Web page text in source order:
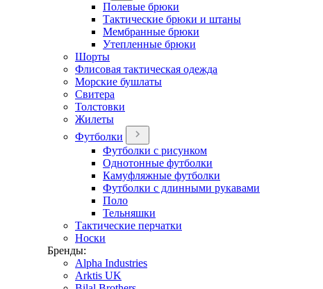
Полевые брюки
Тактические брюки и штаны
Мембранные брюки
Утепленные брюки
Шорты
Флисовая тактическая одежда
Морские бушлаты
Свитера
Толстовки
Жилеты
Футболки
Футболки с рисунком
Однотонные футболки
Камуфляжные футболки
Футболки с длинными рукавами
Поло
Тельняшки
Тактические перчатки
Носки
Бренды:
Alpha Industries
Arktis UK